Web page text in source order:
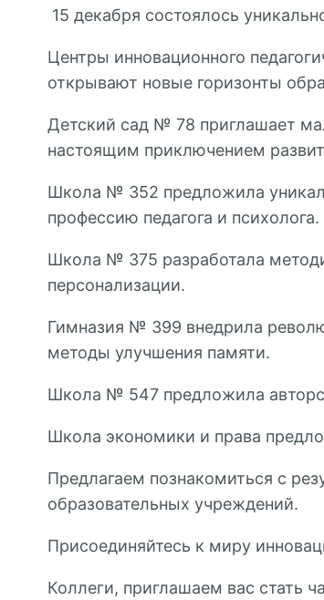
15 декабря состоялось
Центры инновационного
открывают новые горизонты
Детский сад № 78 приглашает
настоящим приключением
Школа № 352 предложила
профессию педагога и психолога.
Школа № 375 разработала
персонализации.
Гимназия № 399 внедрила
методы улучшения памяти.
Школа № 547 предложила
Школа экономики и права
Предлагаем познакомиться с
образовательных учреждений.
Присоединяйтесь к миру
Коллеги, приглашаем вас стать